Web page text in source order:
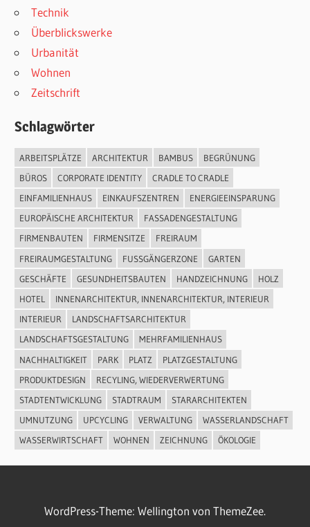
Technik
Überblickswerke
Urbanität
Wohnen
Zeitschrift
Schlagwörter
ARBEITSPLÄTZE ARCHITEKTUR BAMBUS
BEGRÜNUNG
BÜROS
CORPORATE IDENTITY
CRADLE TO CRADLE
EINFAMILIENHAUS
EINKAUFSZENTREN
ENERGIEEINSPARUNG
EUROPÄISCHE ARCHITEKTUR
FASSADENGESTALTUNG
FIRMENBAUTEN
FIRMENSITZE
FREIRAUM
FREIRAUMGESTALTUNG
FUSSGÄNGERZONE
GARTEN
GESCHÄFTE
GESUNDHEITSBAUTEN HANDZEICHNUNG
HOLZ
HOTEL
INNENARCHITEKTUR, INNENARCHITEKTUR, INTERIEUR
INTERIEUR
LANDSCHAFTSARCHITEKTUR
LANDSCHAFTSGESTALTUNG
MEHRFAMILIENHAUS
NACHHALTIGKEIT
PARK PLATZ
PLATZGESTALTUNG
PRODUKTDESIGN
RECYLING, WIEDERVERWERTUNG
STADTENTWICKLUNG
STADTRAUM
STARARCHITEKTEN
UMNUTZUNG
UPCYCLING VERWALTUNG
WASSERLANDSCHAFT
WASSERWIRTSCHAFT
WOHNEN ZEICHNUNG ÖKOLOGIE
WordPress-Theme: Wellington von ThemeZee.